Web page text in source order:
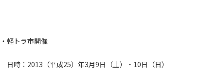
・軽トラ市開催
日時：2013（平成25）年3月9日（土）・10日（日）